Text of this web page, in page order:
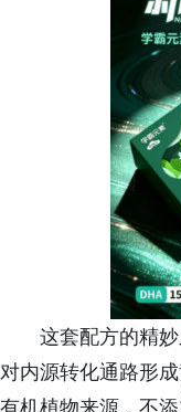
这套配方的精
对内源转化通路形
有机植物来源，不